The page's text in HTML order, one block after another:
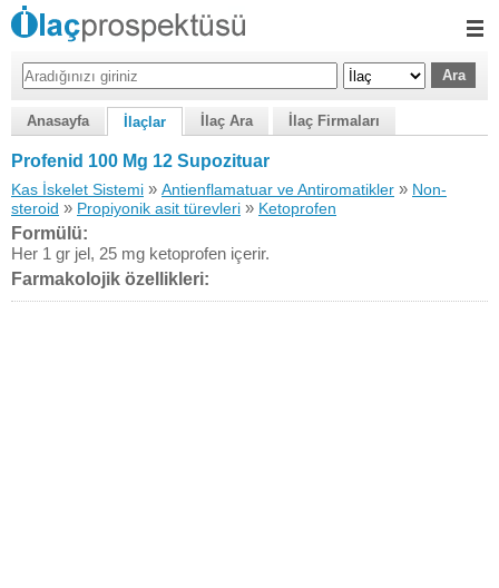
Anasayfa İlaçlar İlaç Ara İlaç Firmaları
Profenid 100 Mg 12 Supozituar
Kas İskelet Sistemi » Antienflamatuar ve Antiromatikler » Non-
steroid » Propiyonik asit türevleri » Ketoprofen
Formülü:
Her 1 gr jel, 25 mg ketoprofen içerir.
Farmakolojik özellikleri: